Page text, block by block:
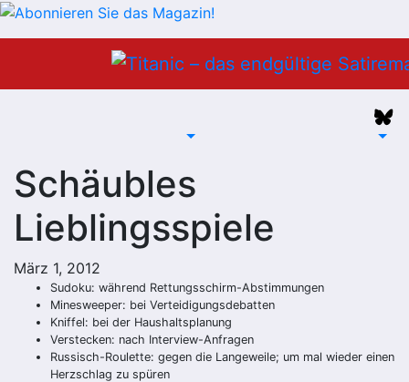
Schäubles
Lieblingsspiele
März 1, 2012
Sudoku: während Rettungsschirm-Abstimmungen
Minesweeper: bei Verteidigungsdebatten
Kniffel: bei der Haushaltsplanung
Verstecken: nach Interview-Anfragen
Russisch-Roulette: gegen die Langeweile; um mal wieder einen
Herzschlag zu spüren